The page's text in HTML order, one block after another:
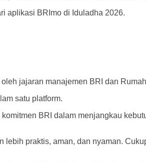
aplikasi BRImo di Iduladha 2026.
jajaran manajemen BRI dan
satu platform.
BRI dalam menjangkau
praktis, aman, dan nyaman.